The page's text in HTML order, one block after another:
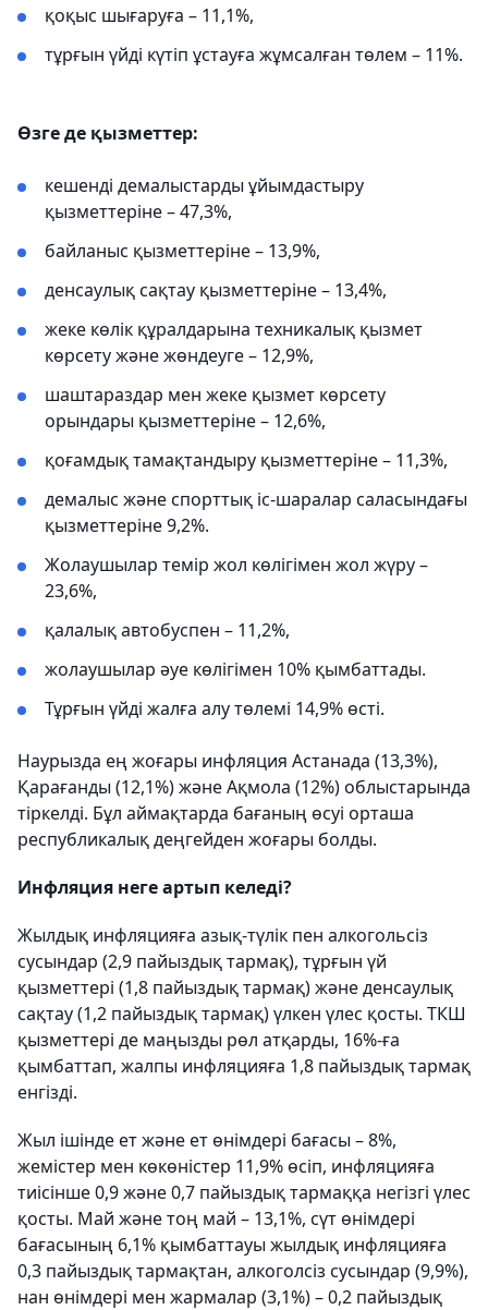
қоқыс шығаруға – 11,1%,
тұрғын үйді күтіп ұстауға жұмсалған төлем – 11%.
Өзге де қызметтер:
кешенді демалыстарды ұйымдастыру
қызметтеріне – 47,3%,
байланыс қызметтеріне – 13,9%,
денсаулық сақтау қызметтеріне – 13,4%,
жеке көлік құралдарына техникалық қызмет
көрсету және жөндеуге – 12,9%,
шаштараздар мен жеке қызмет көрсету
орындары қызметтеріне – 12,6%,
қоғамдық тамақтандыру қызметтеріне – 11,3%,
демалыс және спорттық іс-шаралар саласындағы
қызметтеріне 9,2%.
Жолаушылар темір жол көлігімен жол жүру –
23,6%,
қалалық автобуспен – 11,2%,
жолаушылар әуе көлігімен 10% қымбаттады.
Тұрғын үйді жалға алу төлемі 14,9% өсті.
Наурызда ең жоғары инфляция Астанада (13,3%),
Қарағанды (12,1%) және Ақмола (12%) облыстарында
тіркелді. Бұл аймақтарда бағаның өсуі орташа
республикалық деңгейден жоғары болды.
Инфляция неге артып келеді?
Жылдық инфляцияға азық-түлік пен алкогольсіз
сусындар (2,9 пайыздық тармақ), тұрғын үй
қызметтері (1,8 пайыздық тармақ) және денсаулық
сақтау (1,2 пайыздық тармақ) үлкен үлес қосты. ТКШ
қызметтері де маңызды рөл атқарды, 16%-ға
қымбаттап, жалпы инфляцияға 1,8 пайыздық тармақ
енгізді.
Жыл ішінде ет және ет өнімдері бағасы – 8%,
жемістер мен көкөністер 11,9% өсіп, инфляцияға
тиісінше 0,9 және 0,7 пайыздық тармаққа негізгі үлес
қосты. Май және тоң май – 13,1%, сүт өнімдері
бағасының 6,1% қымбаттауы жылдық инфляцияға
0,3 пайыздық тармақтан, алкоголсіз сусындар (9,9%),
нан өнімдері мен жармалар (3,1%) – 0,2 пайыздық